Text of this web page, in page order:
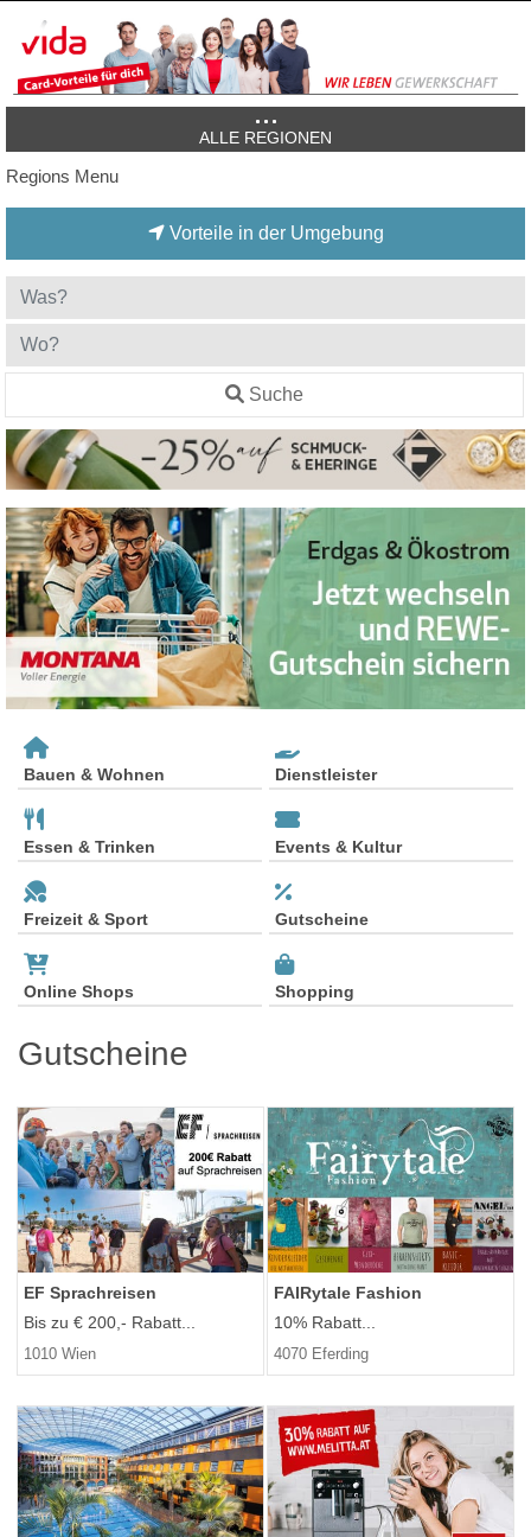
ALLE REGIONEN
Regions Menu
Vorteile in der Umgebung
Suche
Bauen & Wohnen Dienstleister
Essen & Trinken Events & Kultur
Freizeit & Sport Gutscheine
Online Shops Shopping
Gutscheine
EF Sprachreisen
Bis zu € 200,- Rabatt...
1010 Wien
FAIRytale Fashion
10% Rabatt...
4070 Eferding